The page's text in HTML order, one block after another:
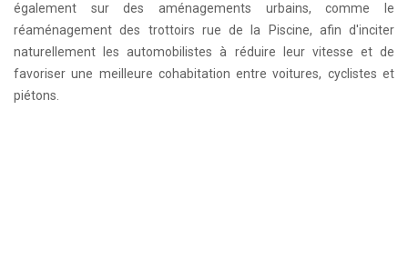
également sur des aménagements urbains, comme le
réaménagement des trottoirs rue de la Piscine, afin d'inciter
naturellement les automobilistes à réduire leur vitesse et de
favoriser une meilleure cohabitation entre voitures, cyclistes et
piétons.